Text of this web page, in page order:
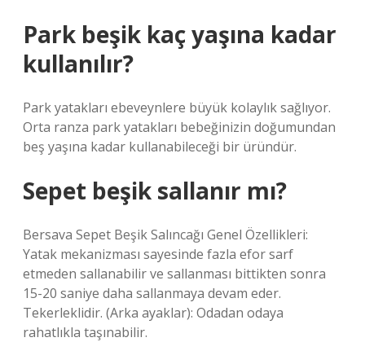
Park beşik kaç yaşına kadar
kullanılır?
Park yatakları ebeveynlere büyük kolaylık sağlıyor.
Orta ranza park yatakları bebeğinizin doğumundan
beş yaşına kadar kullanabileceği bir üründür.
Sepet beşik sallanır mı?
Bersava Sepet Beşik Salıncağı Genel Özellikleri:
Yatak mekanizması sayesinde fazla efor sarf
etmeden sallanabilir ve sallanması bittikten sonra
15-20 saniye daha sallanmaya devam eder.
Tekerleklidir. (Arka ayaklar): Odadan odaya
rahatlıkla taşınabilir.